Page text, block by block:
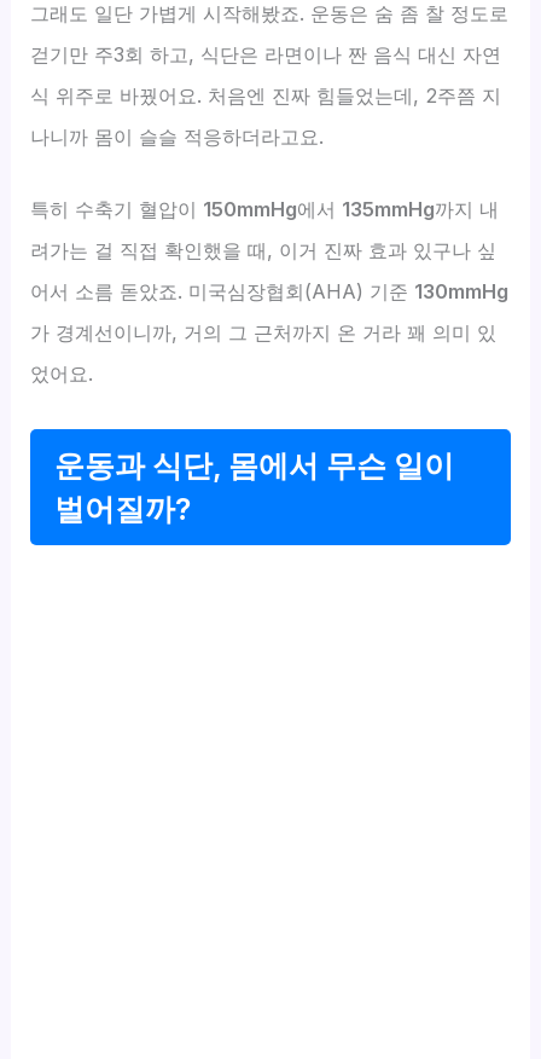
그래도 일단 가볍게 시작해봤죠. 운동은 숨 좀 찰 정도로
걷기만 주3회 하고, 식단은 라면이나 짠 음식 대신 자연
식 위주로 바꿨어요. 처음엔 진짜 힘들었는데, 2주쯤 지
나니까 몸이 슬슬 적응하더라고요.
특히 수축기 혈압이 150mmHg에서 135mmHg까지 내
려가는 걸 직접 확인했을 때, 이거 진짜 효과 있구나 싶
어서 소름 돋았죠. 미국심장협회(AHA) 기준 130mmHg
가 경계선이니까, 거의 그 근처까지 온 거라 꽤 의미 있
었어요.
운동과 식단, 몸에서 무슨 일이
벌어질까?